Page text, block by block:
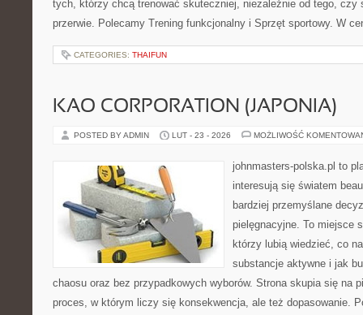
tych, którzy chcą trenować skuteczniej, niezależnie od tego, czy
przerwie. Polecamy Trening funkcjonalny i Sprzęt sportowy. W
CATEGORIES: THAIFUN
KAO CORPORATION (JAPONIA)
POSTED BY ADMIN LUT - 23 - 2026 MOŻLIWOŚĆ
johnmasters-polska.pl to
interesują się światem
bardziej przemyślane
pielęgnacyjne. To miejsce
którzy lubią wiedzieć, co
substancje aktywne i jak
chaosu oraz bez przypadkowych wyborów. Strona skupia się na
proces, w którym liczy się konsekwencja, ale też dopasowanie.